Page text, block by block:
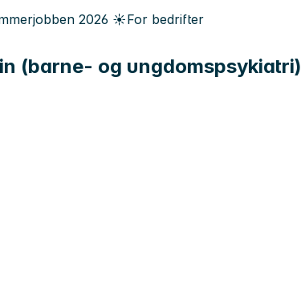
2026 ☀️For bedrifter
(barne- og ungdomspsykiatri)